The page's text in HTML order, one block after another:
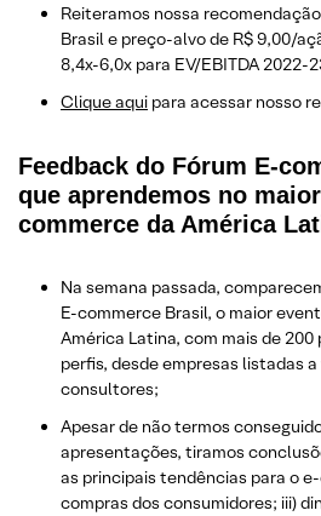
Reiteramos nossa
Brasil e preço-alvo de R$ 9,00/
8,4x-6,0x para EV/EBITDA 2022-
Clique aqui para acessar nosso
Feedback do Fórum E-
que aprendemos no
commerce da América
Na semana passada,
E-commerce Brasil, o maior
América Latina, com mais de
perfis, desde empresas listadas
consultores;
Apesar de não termos
apresentações, tiramos
as principais tendências para o
compras dos consumidores; iii)